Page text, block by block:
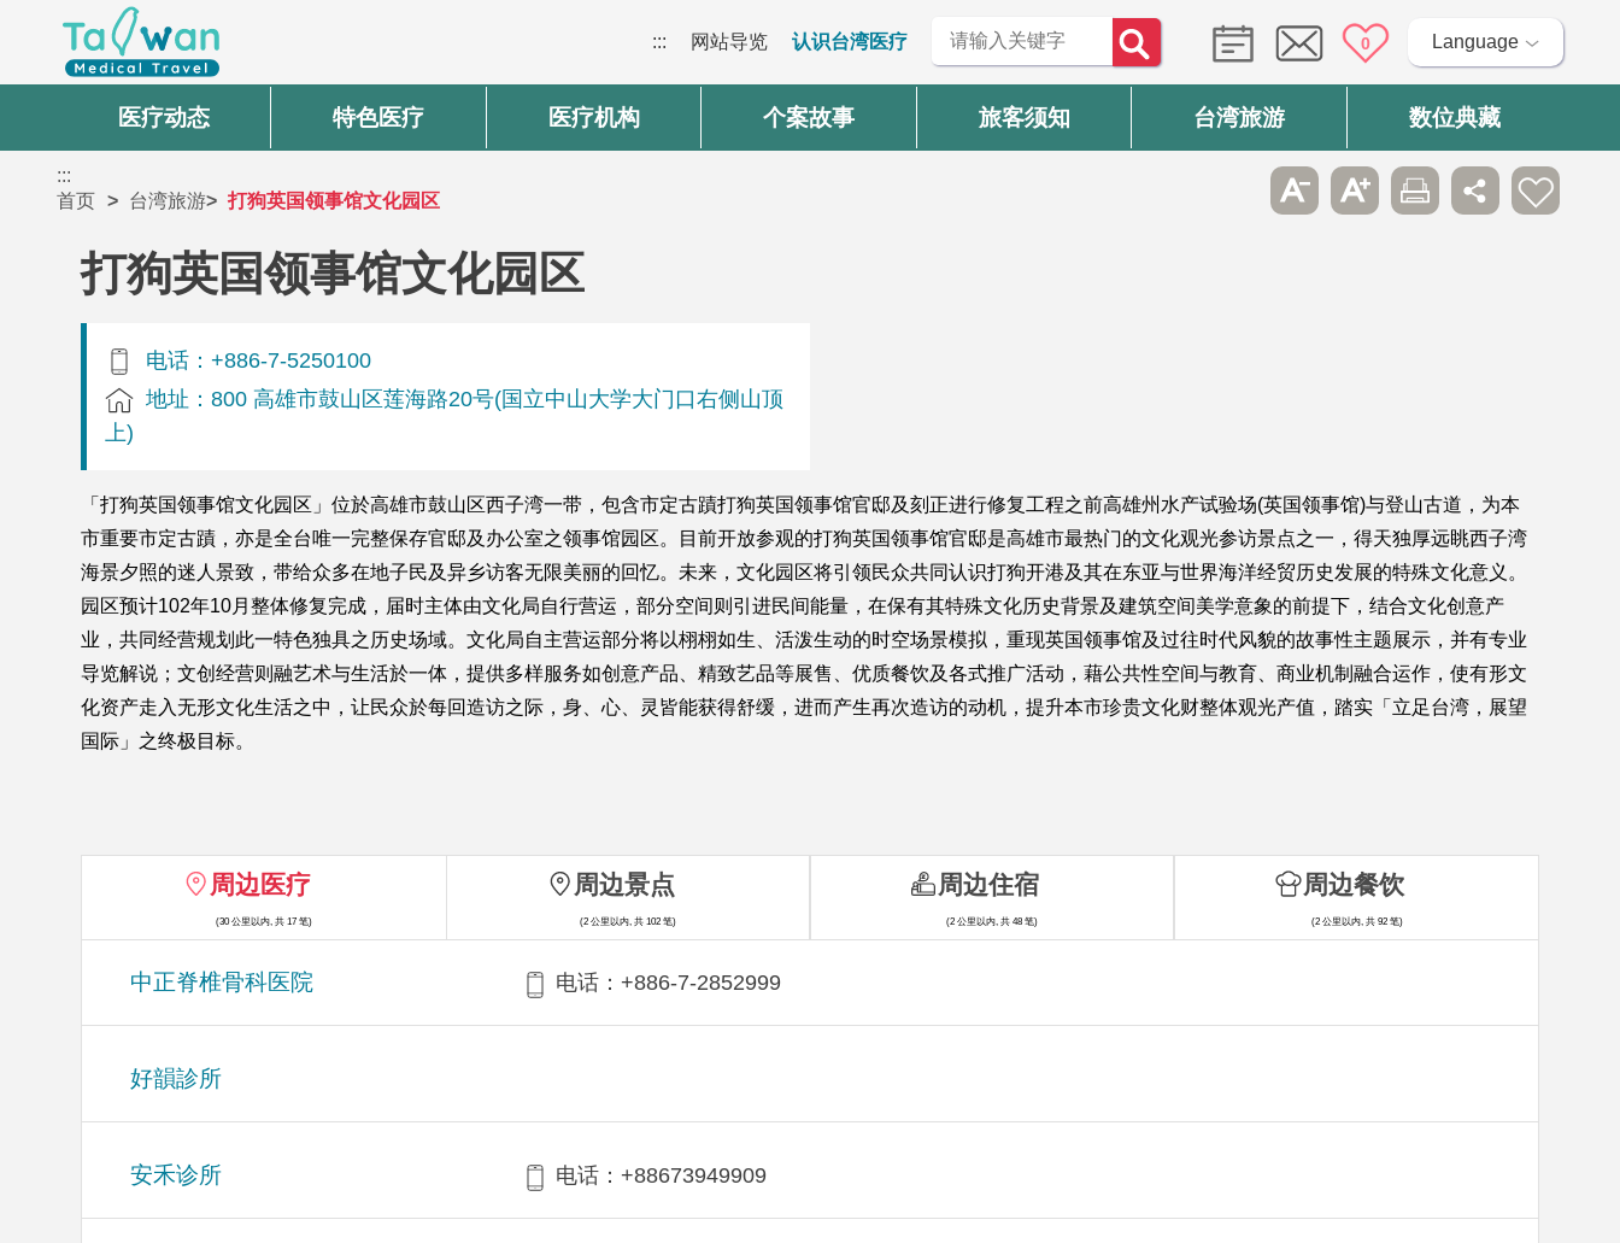
::: 网站导览 认识台湾医疗 0 Language
医疗动态 特色医疗 医疗机构 个案故事 旅客须知 台湾旅游 数位典藏
:::
首页
台湾旅游 打狗英国领事馆文化园区
打狗英国领事馆文化园区
电话：+886-7-5250100
地址：800 高雄市鼓山区莲海路20号(国立中山大学大门口右侧山顶
上)
「打狗英国领事馆文化园区」位於高雄市鼓山区西子湾一带，包含市定古蹟打狗英国领事馆官邸及刻正进行修复工程之前高雄州水产试验场(英国领事馆)与登山古道，为本
市重要市定古蹟，亦是全台唯一完整保存官邸及办公室之领事馆园区。目前开放参观的打狗英国领事馆官邸是高雄市最热门的文化观光参访景点之一，得天独厚远眺西子湾
海景夕照的迷人景致，带给众多在地子民及异乡访客无限美丽的回忆。未来，文化园区将引领民众共同认识打狗开港及其在东亚与世界海洋经贸历史发展的特殊文化意义。
园区预计102年10月整体修复完成，届时主体由文化局自行营运，部分空间则引进民间能量，在保有其特殊文化历史背景及建筑空间美学意象的前提下，结合文化创意产
业，共同经营规划此一特色独具之历史场域。文化局自主营运部分将以栩栩如生、活泼生动的时空场景模拟，重现英国领事馆及过往时代风貌的故事性主题展示，并有专业
导览解说；文创经营则融艺术与生活於一体，提供多样服务如创意产品、精致艺品等展售、优质餐饮及各式推广活动，藉公共性空间与教育、商业机制融合运作，使有形文
化资产走入无形文化生活之中，让民众於每回造访之际，身、心、灵皆能获得舒缓，进而产生再次造访的动机，提升本市珍贵文化财整体观光产值，踏实「立足台湾，展望
国际」之终极目标。
周边医疗
(30 公里以内, 共 17 笔)
中正脊椎骨科医院 电话：+886-7-2852999
好韻診所
安禾诊所 电话：+88673949909
周边景点
(2 公里以内, 共 102 笔)
周边住宿
(2 公里以内, 共 48 笔)
周边餐饮
(2 公里以内, 共 92 笔)